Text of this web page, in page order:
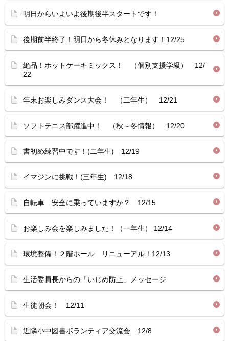
明日からいよいよ後期後半スタートです！
後期前半終了！明日から冬休みとなります！12/25
絶品！ホットケーキミックス！ （個別支援学級） 12/
22
年末お楽しみダンス大会！ （二年生） 12/21
ソフトテニス部躍進中！ （秋～冬情報） 12/20
書初め練習中です！(二年生) 12/19
イマジンに挑戦！(三年生) 12/18
自転車 安全に乗っていますか？ 12/15
お楽しみ会を楽しみました！（一年生） 12/14
環境整備！２階ホール リニューアル！12/13
生活委員長からの「いじめ防止」メッセージ
生徒朝会！ 12/11
近隣小中図書ボランティア交流会 12/8